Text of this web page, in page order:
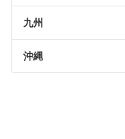
九州
沖縄